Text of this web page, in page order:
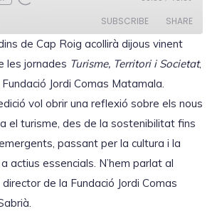
SUBSCRIBE SHARE
de Cap Roig acollirà dijous vinent
les jornades Turisme, Territori i Societat,
Jordi Comas Matamala.
vol obrir una reflexió sobre els nous
el turisme, des de la sostenibilitat fins
passant per la cultura i la
actius essencials. N’hem parlat al
de la Fundació Jordi Comas